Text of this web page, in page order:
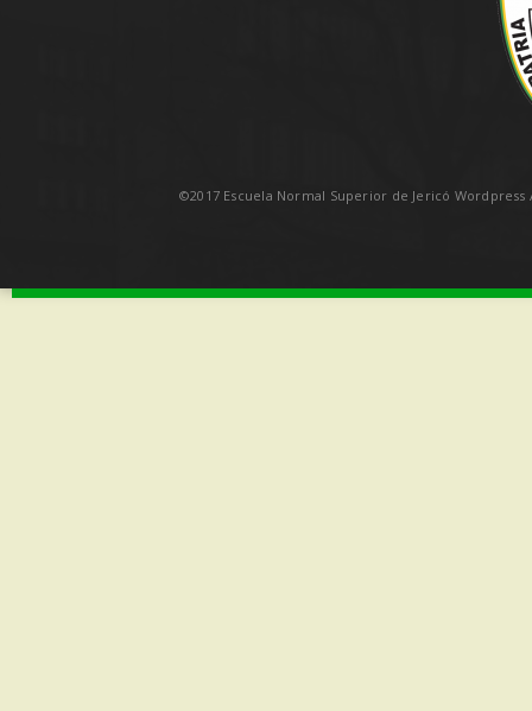
©2017 Escuela Normal Superior de Jericó